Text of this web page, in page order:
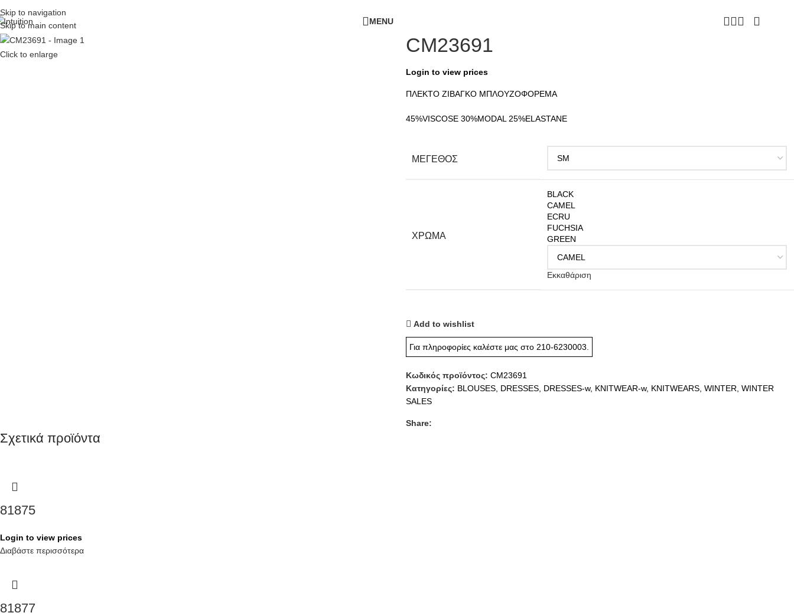
Skip to navigation
Skip to main content
MENU
Click to enlarge CM23691
Login to view prices
ΠΛΕΚΤΟ ΖΙΒΑΓΚΟ ΜΠΛΟΥΖΟΦΟΡΕΜΑ
45%VISCOSE 30%MODAL 25%ELASTANE
ΜΕΓΕΘΟΣ
ΧΡΩΜΑ
BLACK
CAMEL
ECRU
FUCHSIA
GREEN
Εκκαθάριση
Add to wishlist
Για πληροφορίες καλέστε μας στο 210-6230003
Κωδικός προϊόντος: CM23691
Κατηγορίες: BLOUSES DRESSES DRESSES-w, KNITWEAR-w, KNITWEARS WINTER WINTER
SALES
Share:
Σχετικά προϊόντα
81875
Login to view prices
Διαβάστε περισσότερα
81877